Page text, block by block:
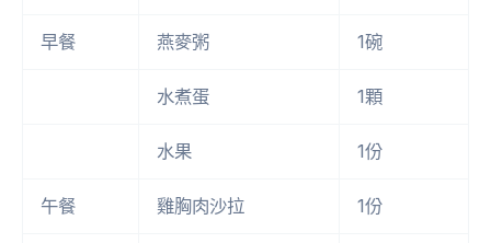
早餐 燕麥粥 1碗
水煮蛋 1顆
水果 1份
午餐 雞胸肉沙拉 1份